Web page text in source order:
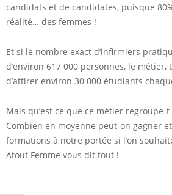
candidats et de candidates, puisque
réalité… des femmes !
Et si le nombre exact d’infirmiers
d’environ 617 000 personnes, le
d’attirer environ 30 000 étudiants
Mais qu’est ce que ce métier regroupe-
Combien en moyenne peut-on gagner
formations à notre portée si l’on
Atout Femme vous dit tout !